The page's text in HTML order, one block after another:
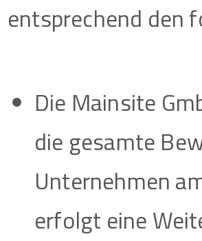
entsprechend den
Die Mainsite
die gesamte
Unternehmen
erfolgt eine